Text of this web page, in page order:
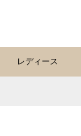
レディース